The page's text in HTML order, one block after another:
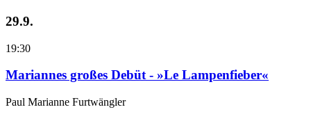
29.9.
19:30
Mariannes großes Debüt - »Le Lampenfieber«
Paul Marianne Furtwängler